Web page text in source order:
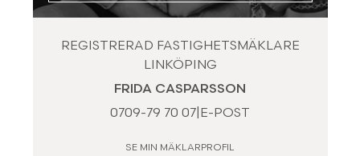
REGISTRERAD FASTIGHETSMÄKLARE
LINKÖPING
FRIDA CASPARSSON
0709-79 70 07 E-POST
SE MIN MÄKLARPROFIL